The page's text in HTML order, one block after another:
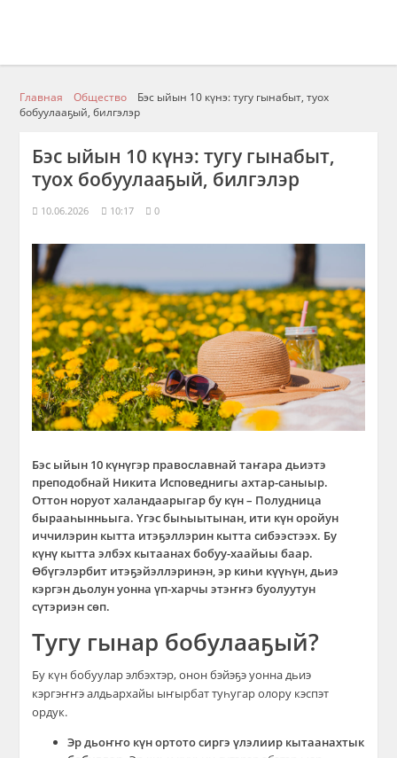
Главная Общество
Бэс ыйын 10 күнэ: тугу гынабыт, туох
бобуулааҕый, билгэлэр
Бэс ыйын 10 күнэ: тугу гынабыт,
туох бобуулааҕый, билгэлэр
10.06.2026 10:17 0
Бэс ыйын 10 күнүгэр православнай таҥара дьиэтэ
преподобнай Никита Исповеднигы ахтар-саныыр.
Оттон норуот халандаарыгар бу күн – Полудница
бырааһынньыга. Үгэс быһыытынан, ити күн оройун
иччилэрин кытта итэҕэллэрин кытта сибээстээх. Бу
күнү кытта элбэх кытаанах бобуу-хаайыы баар.
Өбүгэлэрбит итэҕэйэллэринэн, эр киһи күүһүн, дьиэ
кэргэн дьолун уонна үп-харчы этэҥҥэ буолуутун
сүтэриэн сөп.
Тугу гынар бобулааҕый?
Бу күн бобуулар элбэхтэр, онон бэйэҕэ уонна дьиэ
кэргэҥҥэ алдьархайы ыҥырбат туһугар олору кэспэт
ордук.
Эр дьоҥҥо күн ортото сиргэ үлэлиир кытаанахтык